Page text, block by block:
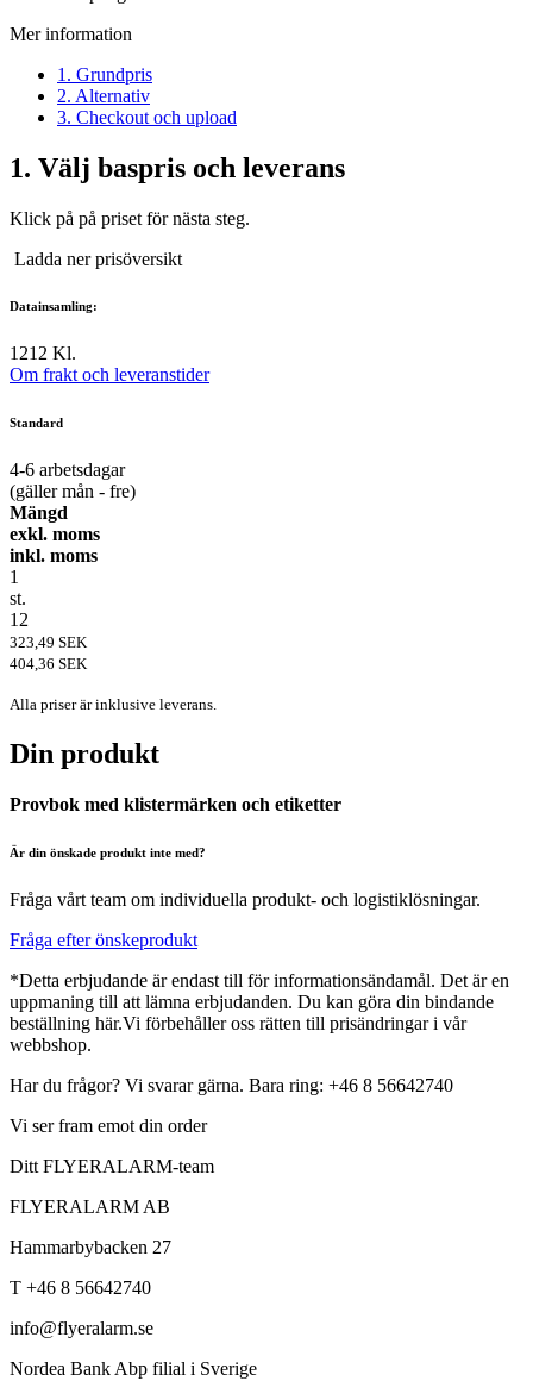
Mer information
1. Grundpris
2. Alternativ
3. Checkout och upload
1. Välj baspris och leverans
Klick på på priset för nästa steg.
Ladda ner prisöversikt
Datainsamling:
1212 Kl.
Om frakt och leveranstider
Standard
4-6 arbetsdagar
(gäller mån - fre)
Mängd
exkl. moms
inkl. moms
1
st.
12
323,49 SEK
404,36 SEK
Alla priser är inklusive leverans.
Din produkt
Provbok med klistermärken och etiketter
Är din önskade produkt inte med?
Fråga vårt team om individuella produkt- och logistiklösningar.
Fråga efter önskeprodukt
*Detta erbjudande är endast till för informationsändamål. Det är en
uppmaning till att lämna erbjudanden. Du kan göra din bindande
beställning här.Vi förbehåller oss rätten till prisändringar i vår
webbshop.
Har du frågor? Vi svarar gärna. Bara ring: +46 8 56642740
Vi ser fram emot din order
Ditt FLYERALARM-team
FLYERALARM AB
Hammarbybacken 27
T +46 8 56642740
info@flyeralarm.se
Nordea Bank Abp filial i Sverige